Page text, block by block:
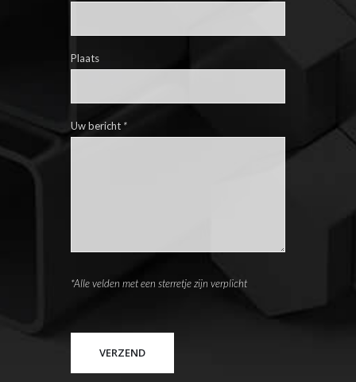
Plaats
Uw bericht *
*Alle velden met een sterretje zijn verplicht